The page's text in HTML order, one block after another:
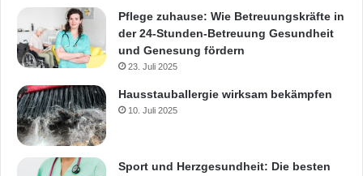
Pflege zuhause: Wie Betreuungskräfte in
der 24-Stunden-Betreuung Gesundheit
und Genesung fördern
23. Juli 2025
Hausstauballergie wirksam bekämpfen
10. Juli 2025
Sport und Herzgesundheit: Die besten